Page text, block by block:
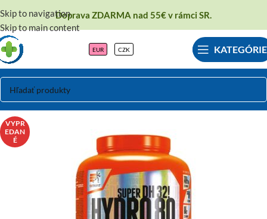
Skip to navigation
Skip to main content
Doprava ZDARMA nad 55€ v rámci SR.
EUR CZK KATEGÓRIE
VYPR
EDAN
É